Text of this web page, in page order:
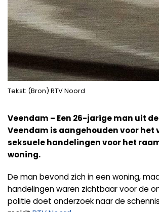
Tekst: (Bron) RTV Noord
Veendam – Een 26-jarige man uit
Veendam is aangehouden voor het
seksuele handelingen voor het
woning.
De man bevond zich in een woning,
handelingen waren zichtbaar voor de
politie doet onderzoek naar de